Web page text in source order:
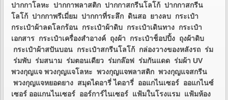
ปากกาโลหะ ปากกาพลาสติก ปากกาสกรีนโลโก้ ปากกาสกรีน
โลโก้ ปากกาพรีเมี่ยม ปากกาที่ระลึก ดินสอ ยางลบ กระเป๋า
กระเป๋าผ้าลดโลกร้อน กระเป๋าผ้าดิบ กระเป๋าเดินทาง กระเป๋า
เอกสาร กระเป๋าเครื่องสำอางค์ ถุงผ้า กระเป๋าช็อปปิ้ง ถุงผ้าดิบ
กระเป๋าผ้าสปันบอน กระเป๋าสกรีนโลโก้ กล่องวางของหลังรถ ร่ม
ร่มพับ ร่มสนาม ร่มตอนเดียว ร่มกล๊อฟ ร่มกันแดด ร่มผ้า UV
พวงกุญแจ พวงกุญแจโลหะ พวงกุญแจพลาสติก พวงกุญแจสกรีน
พวงกุญแจหยอดยาง สมุดไดอารี่ ไดอารี่ ออแกไนเซอร์ ออแกไนซ์
เซอร์ ออแกนไนเซอร์ ออร์การ์ไนเซอร์ แฟ้มในโรงแรม แฟ้มห้อง